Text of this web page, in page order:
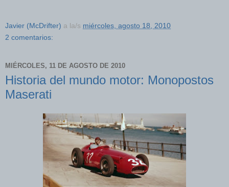
Javier (McDrifter) a la/s miércoles, agosto 18, 2010
2 comentarios:
MIÉRCOLES, 11 DE AGOSTO DE 2010
Historia del mundo motor: Monopostos
Maserati